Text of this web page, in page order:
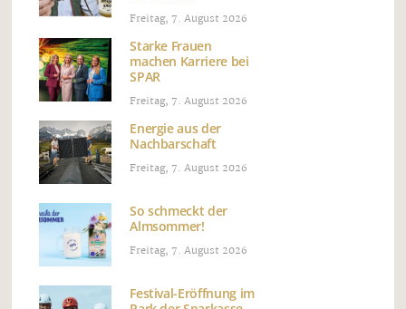
Freitag, 7. August 2026
Starke Frauen
machen Karriere bei
SPAR
Freitag, 7. August 2026
Energie aus der
Nachbarschaft
Freitag, 7. August 2026
So schmeckt der
Almsommer!
Freitag, 7. August 2026
Festival-Eröffnung im